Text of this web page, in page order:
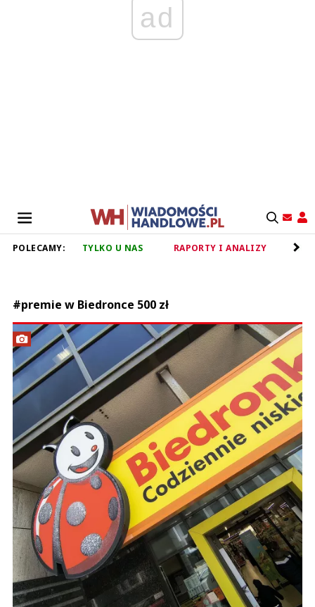
ad
POLECAMY: TYLKO U NAS RAPORTY I ANALIZY
#premie w Biedronce 500 zł